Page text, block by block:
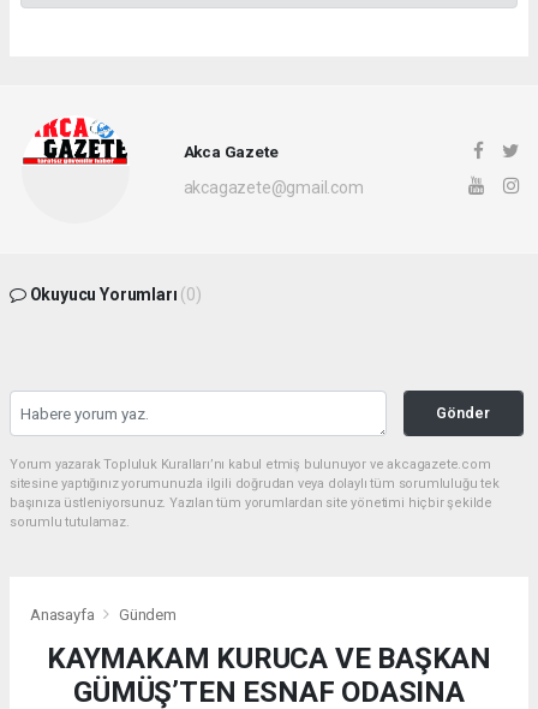
Akca Gazete
akcagazete@gmail.com
Okuyucu Yorumları (0)
Gönder
Yorum yazarak Topluluk Kuralları’nı kabul etmiş bulunuyor ve akcagazete.com
sitesine yaptığınız yorumunuzla ilgili doğrudan veya dolaylı tüm sorumluluğu tek
başınıza üstleniyorsunuz. Yazılan tüm yorumlardan site yönetimi hiçbir şekilde
sorumlu tutulamaz.
Anasayfa Gündem
KAYMAKAM KURUCA VE BAŞKAN
GÜMÜŞ’TEN ESNAF ODASINA